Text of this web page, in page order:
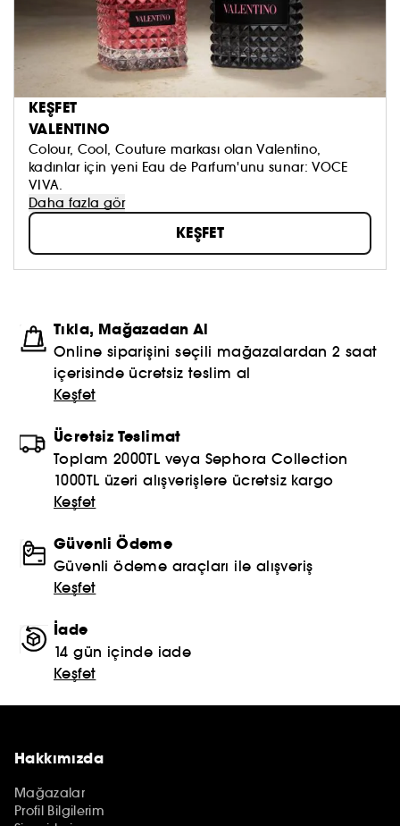
KEŞFET
VALENTINO
Colour, Cool, Couture markası olan Valentino,
kadınlar için yeni Eau de Parfum'unu sunar: VOCE
VIVA.
Daha fazla gör
KEŞFET
Tıkla, Mağazadan Al
Online siparişini seçili mağazalardan 2 saat
içerisinde ücretsiz teslim al
Keşfet
Ücretsiz Teslimat
Toplam 2000TL veya Sephora Collection
1000TL üzeri alışverişlere ücretsiz kargo
Keşfet
Güvenli Ödeme
Güvenli ödeme araçları ile alışveriş
Keşfet
İade
14 gün içinde iade
Keşfet
Hakkımızda
Mağazalar
Profil Bilgilerim